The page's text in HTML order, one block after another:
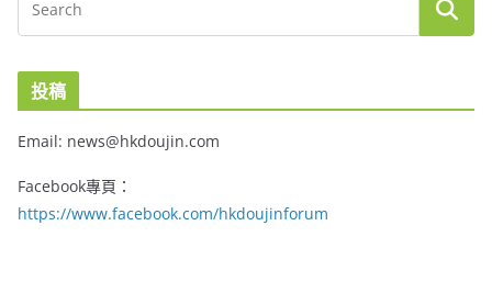
投稿
Email: news@hkdoujin.com
Facebook專頁：
https://www.facebook.com/hkdoujinforum